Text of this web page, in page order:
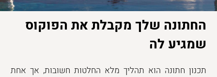
החתונה שלך מקבלת את הפוקוס
שמגיע לה
תכנון חתונה הוא תהליך מלא החלטות חשובות, אך אחת